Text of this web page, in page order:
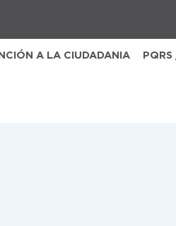
A LA CIUDADANIA PQRS